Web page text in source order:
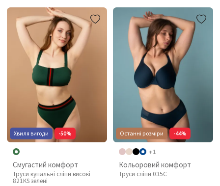
Хвиля вигоди -50%
Смугастий комфорт
Труси купальні сліпи високі
821KS зелені
Останні розміри -44%
+1
Кольоровий комфорт
Труси сліпи 035C